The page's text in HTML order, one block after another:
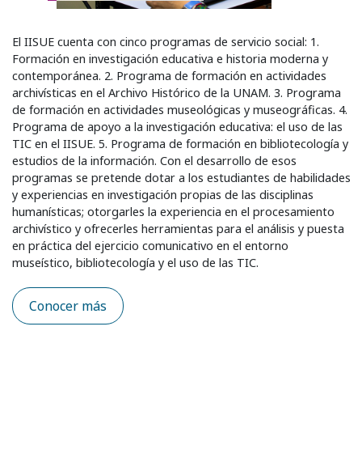
El IISUE cuenta con cinco programas de servicio social: 1.
Formación en investigación educativa e historia moderna y
contemporánea. 2. Programa de formación en actividades
archivísticas en el Archivo Histórico de la UNAM. 3. Programa
de formación en actividades museológicas y museográficas. 4.
Programa de apoyo a la investigación educativa: el uso de las
TIC en el IISUE. 5. Programa de formación en bibliotecología y
estudios de la información. Con el desarrollo de esos
programas se pretende dotar a los estudiantes de habilidades
y experiencias en investigación propias de las disciplinas
humanísticas; otorgarles la experiencia en el procesamiento
archivístico y ofrecerles herramientas para el análisis y puesta
en práctica del ejercicio comunicativo en el entorno
museístico, bibliotecología y el uso de las TIC.
Conocer más